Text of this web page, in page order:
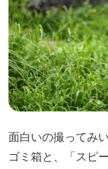
面白いの撮ってみ
ゴミ箱と、「スピ